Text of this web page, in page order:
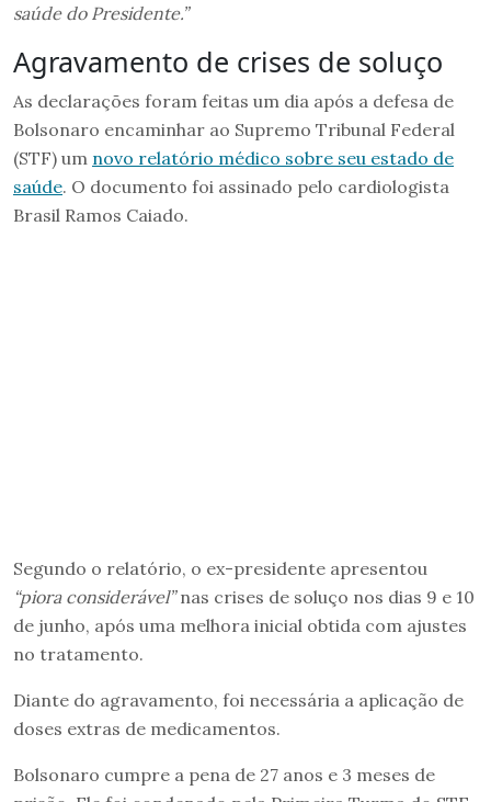
saúde do Presidente.”
Agravamento de crises de soluço
As declarações foram feitas um dia após a defesa de
Bolsonaro encaminhar ao Supremo Tribunal Federal
(STF) um novo relatório médico sobre seu estado de
saúde. O documento foi assinado pelo cardiologista
Brasil Ramos Caiado.
Segundo o relatório, o ex-presidente apresentou
“piora considerável”nas crises de soluço nos dias 9 e 10
de junho, após uma melhora inicial obtida com ajustes
no tratamento.
Diante do agravamento, foi necessária a aplicação de
doses extras de medicamentos.
Bolsonaro cumpre a pena de 27 anos e 3 meses de